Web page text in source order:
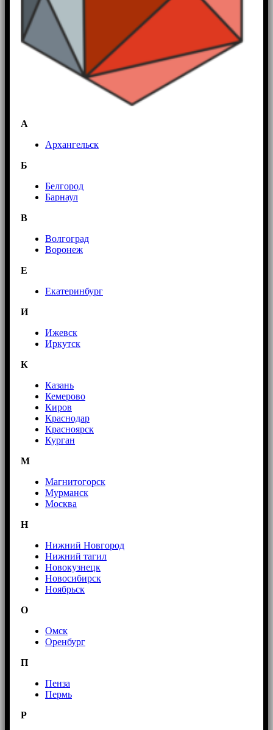
А
Архангельск
Б
Белгород
Барнаул
В
Волгоград
Воронеж
E
Екатеринбург
И
Ижевск
Иркутск
К
Казань
Кемерово
Киров
Краснодар
Красноярск
Курган
М
Магнитогорск
Мурманск
Москва
Н
Нижний Новгород
Нижний тагил
Новокузнецк
Новосибирск
Ноябрьск
О
Омск
Оренбург
П
Пенза
Пермь
Р